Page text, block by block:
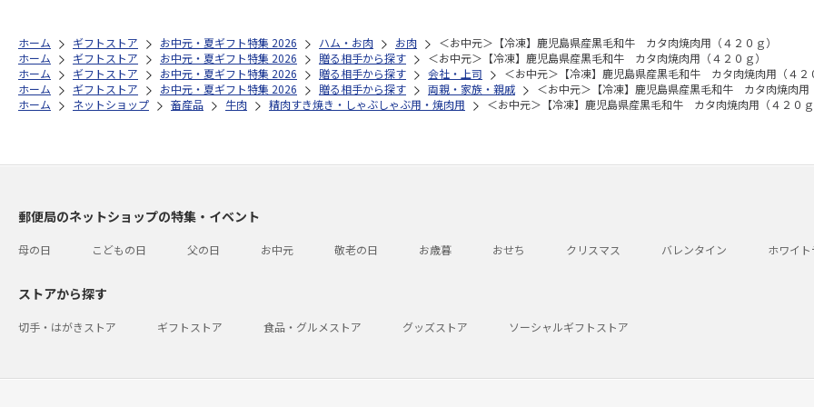
ホーム ギフトストア お中元・夏ギフト特集 2026 ハム・お肉 お肉
＜お中元＞【冷凍】鹿児島県産黒毛和牛 カタ肉焼肉用（４２０ｇ）
ホーム
ギフトストア お中元・夏ギフト特集 2026 贈る相手から探す
＜お中元＞【冷凍】鹿児島県産黒毛和牛 カタ肉焼肉用（４２０ｇ）
ホーム
ギフトストア お中元・夏ギフト特集 2026 贈る相手から探す 会社・上司
＜お中元＞【冷凍】鹿児島県産黒毛和牛 カタ肉焼肉用（４２
ホーム
ギフトストア お中元・夏ギフト特集 2026 贈る相手から探す 両親・家族・親戚
＜お中元＞【冷凍】鹿児島県産黒毛和牛 カタ肉焼肉用
ホーム
ネットショップ 畜産品 牛肉 精肉すき焼き・しゃぶしゃぶ用・焼肉用 ＜お中元＞【冷凍】鹿児島県産黒毛和牛 カタ肉焼肉用（４２０ｇ
郵便局のネットショップの特集・イベント
母の日 こどもの日 父の日 お中元 敬老の日 お歳暮 おせち クリスマス バレンタイン ホワイト
ストアから探す
切手・はがきストア ギフトストア 食品・グルメストア グッズストア ソーシャルギフトストア